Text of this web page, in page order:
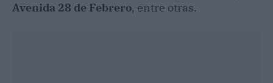
Avenida 28 de Febrero, entre otras.